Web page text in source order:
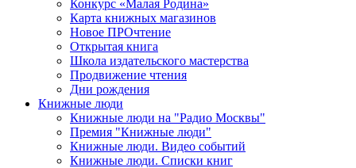
Конкурс «Малая Родина»
Карта книжных магазинов
Новое ПРОчтение
Открытая книга
Школа издательского мастерства
Продвижение чтения
Дни рождения
Книжные люди
Книжные люди на "Радио Москвы"
Премия "Книжные люди"
Книжные люди. Видео событий
Книжные люди. Списки книг